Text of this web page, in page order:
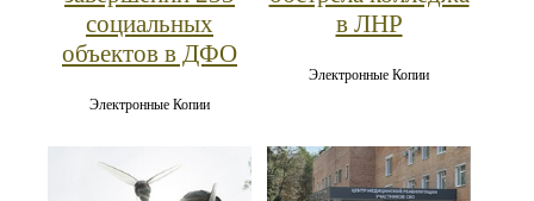
социальных
объектов в ДФО
Электронные Копии
в ЛНР
Электронные Копии